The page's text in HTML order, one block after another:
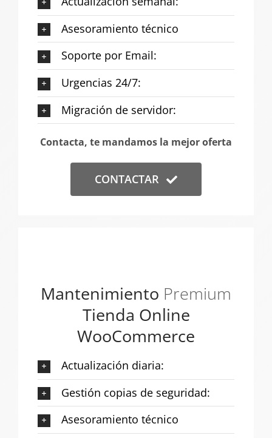
Asesoramiento técnico
Soporte por Email:
Urgencias 24/7:
Migración de servidor:
Contacta, te mandamos la mejor oferta
CONTACTAR
Mantenimiento Premium
Tienda Online
WooCommerce
Actualización diaria:
Gestión copias de seguridad:
Asesoramiento técnico